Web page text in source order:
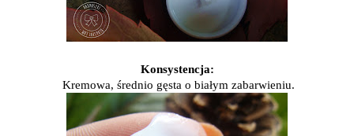
Konsystencja:
Kremowa, średnio gęsta o białym zabarwieniu.